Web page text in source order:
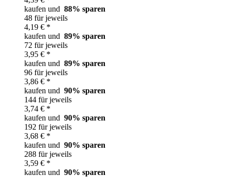
kaufen und 88% sparen
48 für jeweils
4,19 € *
kaufen und 89% sparen
72 für jeweils
3,95 € *
kaufen und 89% sparen
96 für jeweils
3,86 € *
kaufen und 90% sparen
144 für jeweils
3,74 € *
kaufen und 90% sparen
192 für jeweils
3,68 € *
kaufen und 90% sparen
288 für jeweils
3,59 € *
kaufen und 90% sparen